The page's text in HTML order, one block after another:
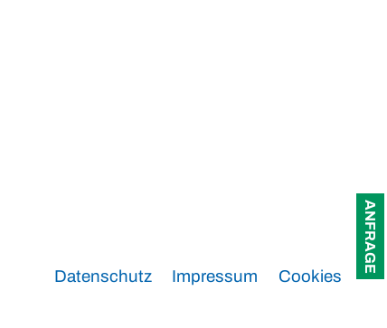
Datenschutz Impressum Cookies
ANFRAGE